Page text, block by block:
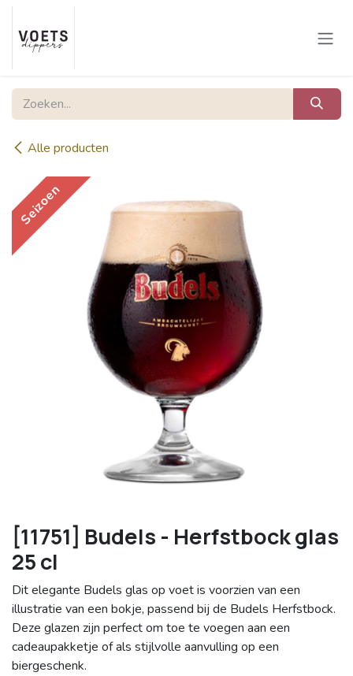
Overslaan naar inhoud
Alle producten
Seizoen
[11751] Budels - Herfstbock glas
25 cl
Dit elegante Budels glas op voet is voorzien van een
illustratie van een bokje, passend bij de Budels Herfstbock.
Deze glazen zijn perfect om toe te voegen aan een
cadeaupakketje of als stijlvolle aanvulling op een
biergeschenk.